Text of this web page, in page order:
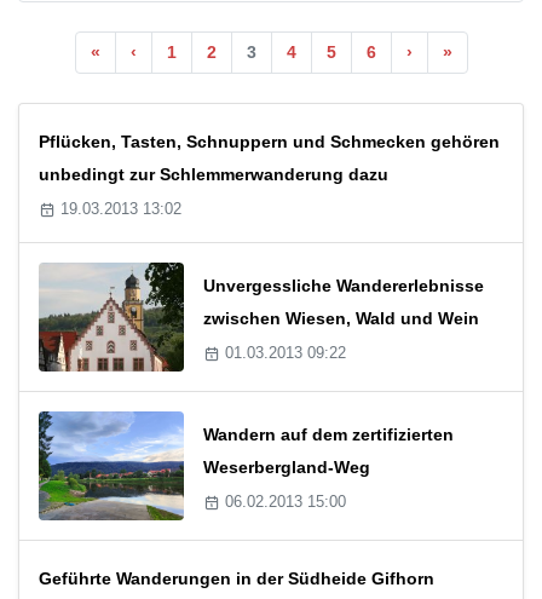
« ‹ 1 2 3 4 5 6 › »
Pflücken, Tasten, Schnuppern und Schmecken gehören
unbedingt zur Schlemmerwanderung dazu
19.03.2013 13:02
Unvergessliche Wandererlebnisse
zwischen Wiesen, Wald und Wein
01.03.2013 09:22
Wandern auf dem zertifizierten
Weserbergland-Weg
06.02.2013 15:00
Geführte Wanderungen in der Südheide Gifhorn